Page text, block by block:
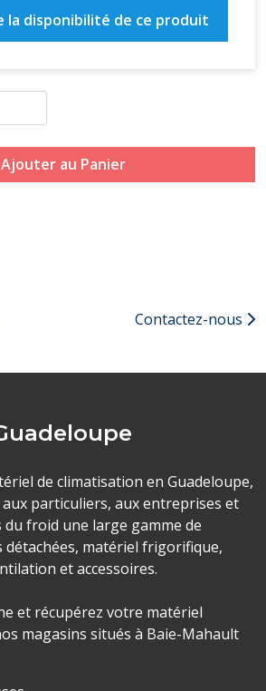
la disponibilité de ce produit
Ajouter au Panier
Contactez-nous
de climatisation en Guadeloupe,
particuliers, aux entreprises et
froid une large gamme de
détachées, matériel frigorifique,
et accessoires.
et récupérez votre matériel
magasins situés à Baie-Mahault